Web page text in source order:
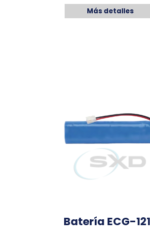
Más detalles
Batería ECG-